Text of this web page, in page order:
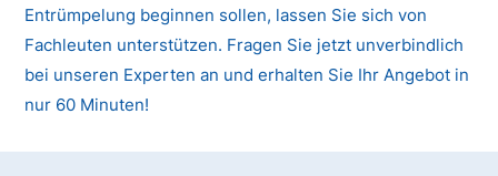
Entrümpelung beginnen sollen, lassen Sie sich von
Fachleuten unterstützen. Fragen Sie jetzt unverbindlich
bei unseren Experten an und erhalten Sie Ihr Angebot in
nur 60 Minuten!